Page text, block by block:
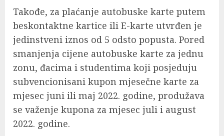
Takođe, za plaćanje autobuske karte putem
beskontaktne kartice ili E-karte utvrđen je
jedinstveni iznos od 5 odsto popusta. Pored
smanjenja cijene autobuske karte za jednu
zonu, đacima i studentima koji posjeduju
subvencionisani kupon mjesečne karte za
mjesec juni ili maj 2022. godine, produžava
se važenje kupona za mjesec juli i august
2022. godine.